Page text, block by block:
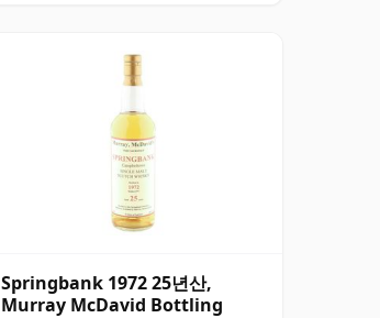
Springbank 1972 25년산,
Murray McDavid Bottling